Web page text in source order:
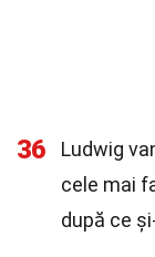
36
Ludwig
cele mai
după ce